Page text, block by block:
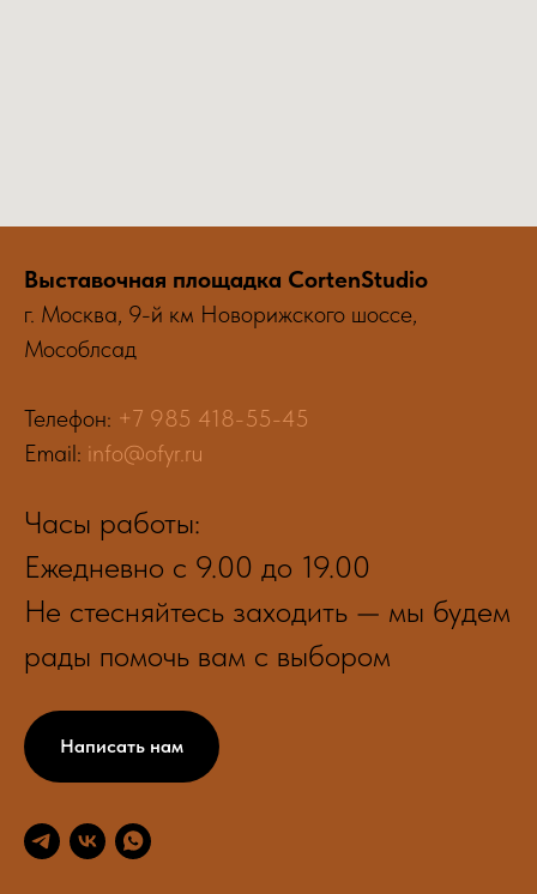
Выставочная площадка CortenStudio
г. Москва, 9-й км Новорижского шоссе,
Мособлсад
Телефон: +7 985 418-55-45
Email: info@ofyr.ru
Часы работы:
Ежедневно с 9.00 до 19.00
Не стесняйтесь заходить — мы будем
рады помочь вам с выбором
Написать нам